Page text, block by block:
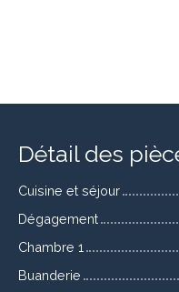
Détail des
Cuisine et séjour
Dégagement
Chambre 1
Buanderie